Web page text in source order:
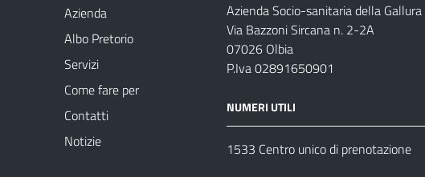
Azienda
Albo Pretorio
Servizi
Come fare per
Contatti
Notizie
Azienda Socio-sanitaria della Gallura
Via Bazzoni Sircana n. 2-2A
07026 Olbia
P.Iva 02891650901
NUMERI UTILI
1533 Centro unico di prenotazione